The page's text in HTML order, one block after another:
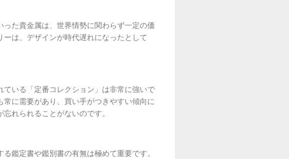
た貴金属は、世界情勢に関わらず一定の価
は、デザインが時代遅れになったとして
いる「定番コレクション」は非常に強いで
に需要があり、買い手がつきやすい傾向に
れられることがないのです。
鑑定書や鑑別書の有無は極めて重要です。